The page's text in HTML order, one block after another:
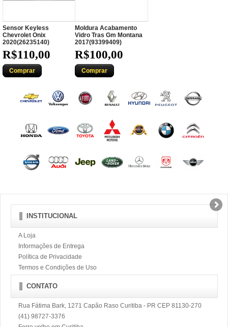
Sensor Keyless
Chevrolet Onix
2020(26235140)
R$110,00
Comprar
Moldura Acabamento
Vidro Tras Gm Montana
2017(93399409)
R$100,00
Comprar
INSTITUCIONAL
A Loja
Informações de Entrega
Política de Privacidade
Termos e Condições de Uso
CONTATO
Rua Fátima Bark, 1271 Capão Raso Curitiba - PR CEP 81130-270
(41) 98727-3376